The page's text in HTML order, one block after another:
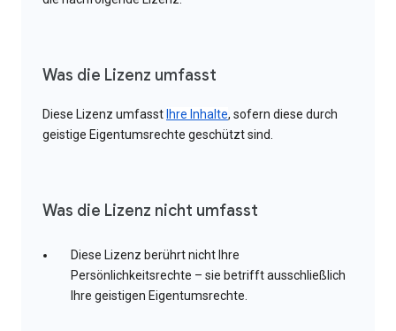
Was die Lizenz umfasst
Diese Lizenz umfasst Ihre Inhalte, sofern diese durch
geistige Eigentumsrechte geschützt sind.
Was die Lizenz nicht umfasst
Diese Lizenz berührt nicht Ihre
Persönlichkeitsrechte – sie betrifft ausschließlich
Ihre geistigen Eigentumsrechte.